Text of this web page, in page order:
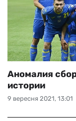
9 вересня 2021, 13:01
Аномалия
истории